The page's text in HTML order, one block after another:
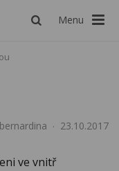
Menu
bernardina 23.10.2017
ve vnitř